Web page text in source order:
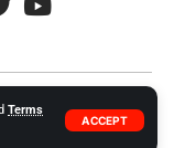
Terms
ACCEPT
Developed byiTree